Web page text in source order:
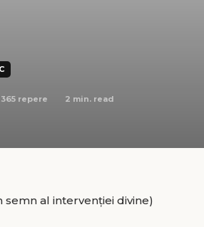
365 repere 2 min. read
semn al intervenţiei divine)